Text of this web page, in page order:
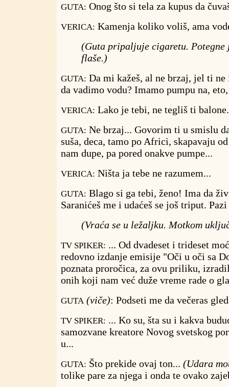
GUTA: Onog što si tela za kupus da
VERICA: Kamenja koliko voliš, ama
(Guta pripaljuje cigaretu. Potegne
flaše.)
GUTA: Da mi kažeš, al ne brzaj, jel ti
da vadimo vodu? Imamo pumpu na,
VERICA: Lako je tebi, ne tegliš ti
GUTA: Ne brzaj... Govorim ti u smislu
suša, deca, tamo po Africi, skapavaju
nam dupe, pa pored onakve pumpe...
VERICA: Ništa ja tebe ne razumem...
GUTA: Blago si ga tebi, ženo! Ima da
Saranićeš me i udaćeš se još triput.
(Vraća se u ležaljku. Motkom
TV SPIKER: ... Od dvadeset i trideset
redovno izdanje emisije "Oči u oči sa
poznata proročica, za ovu priliku,
onih koji nam već duže vreme rade o
GUTA (viče): Podseti me da večeras
TV SPIKER: ... Ko su, šta su i kakva
samozvane kreatore Novog svetskog
u...
GUTA: Što prekide ovaj ton... (Udara
tolike pare za njega i onda te ovako